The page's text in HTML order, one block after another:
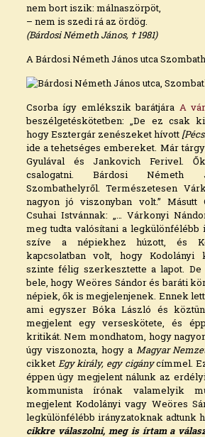
nem bort iszik: málnaszörpöt,
– nem is szedi rá az ördög.
(Bárdosi Németh János, † 1981)
A Bárdosi Németh János utca
Csorba így emlékszik barátjára A
beszélgetéskötetben: „De ez csak
hogy Esztergár zenészeket hívott
ide a tehetséges embereket. Már
Gyulával és Jankovich Ferivel.
csalogatni. Bárdosi Németh
Szombathelyről. Természetesen
nagyon jó viszonyban volt.”
Csuhai Istvánnak: „… Várkonyi
meg tudta valósítani a legkülönfélébb
szíve a népiekhez húzott, és
kapcsolatban volt, hogy Kodolányi
szinte félig szerkesztette a lapot.
bele, hogy Weöres Sándor és baráti
népiek, ők is megjelenjenek. Ennek
ami egyszer Bóka László és
megjelent egy verseskötete, és
kritikát. Nem mondhatom, hogy
úgy viszonozta, hogy a Magyar
cikket Egy király, egy cigánycímmel.
éppen úgy megjelent nálunk az
kommunista írónak valamelyik
megjelent Kodolányi vagy Weöres
legkülönfélébb irányzatoknak adtunk
cikkre válaszolni, meg is írtam a